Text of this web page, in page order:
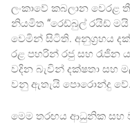
ලංකාවේ කබලාන වෙරළ
නියමිත “රෙඩ්බුල් රයිඩ් මයි
වෙමින් සිටිති. අනුග්‍රහය
රළ පහරින් රජු සහ රැජින
වදින බැවින් දක්ෂතා සහ
වනු ඇතැයි පොරොන්දු වේ.
මෙම තරඟය ආධුනික සහ